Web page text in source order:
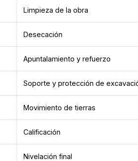
Limpieza de la obra
Desecación
Apuntalamiento y refuerzo
Soporte y protección de
Movimiento de tierras
Calificación
Nivelación final